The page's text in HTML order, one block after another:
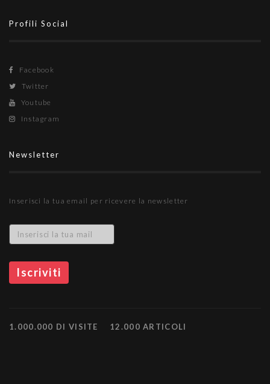
Profili Social
Facebook
Twitter
Youtube
Instagram
Newsletter
Inserisci la tua email per ricevere la newsletter
1.000.000 DI VISITE 12.000 ARTICOLI